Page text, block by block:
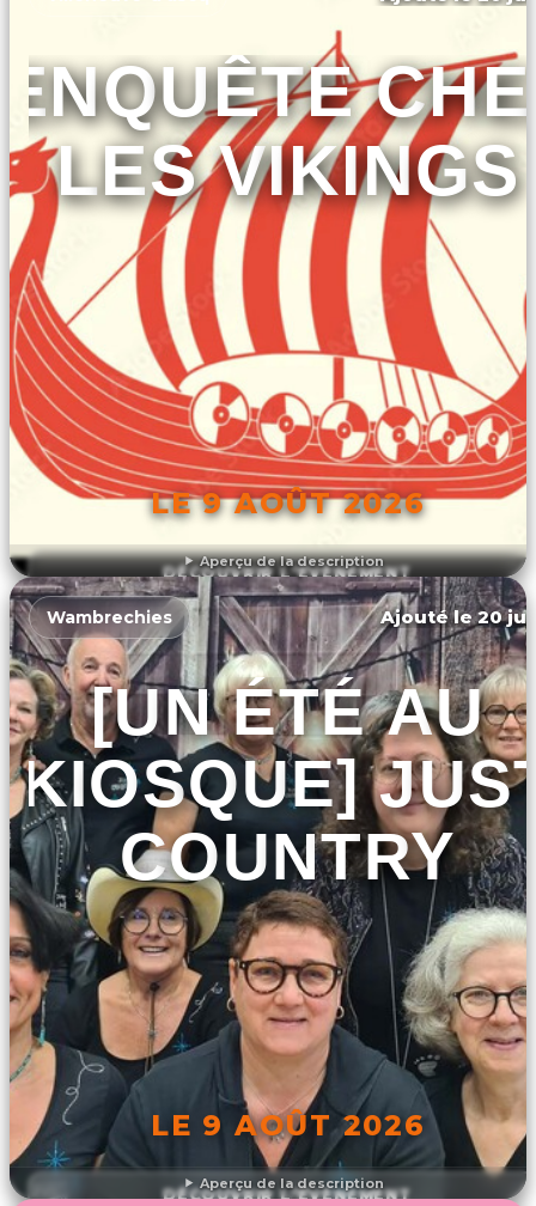
Aperçu de la description
ENQUÊTE
LES VIKINGS
LE 9 AOÛT 2026
DÉCOUVRIR L'ÉVÉNEMENT
Aperçu de la description
Wambrechies Ajouté le 20
[UN ÉTÉ AU
KIOSQUE]
COUNTRY
LE 9 AOÛT 2026
DÉCOUVRIR L'ÉVÉNEMENT